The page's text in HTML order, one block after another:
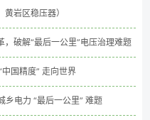
岩区稳压器）
破解“最后一公里”电压治理难题
国精度” 走向世界
乡电力 “最后一公里” 难题